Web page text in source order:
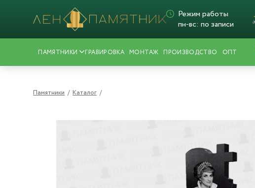
Режим работы
пн-вс: по записи
ПАМЯТНИКИ ГРАВИРОВКА МОНТАЖ ПРОИЗВОДСТВО ОПТ
Памятники/Каталог/